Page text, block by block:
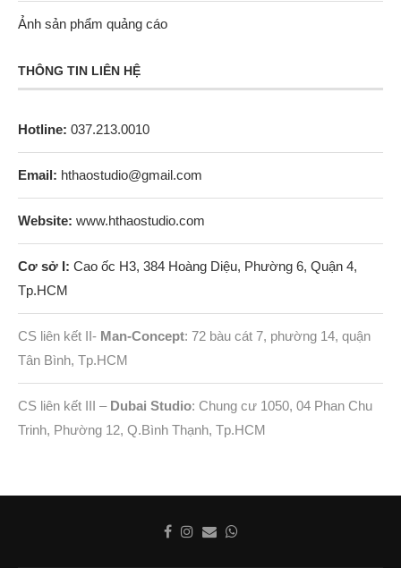
Ảnh sản phẩm quảng cáo
THÔNG TIN LIÊN HỆ
Hotline: 037.213.0010
Email: hthaostudio@gmail.com
Website: www.hthaostudio.com
Cơ sở I: Cao ốc H3, 384 Hoàng Diệu, Phường 6, Quận 4,
Tp.HCM
CS liên kết II- Man-Concept: 72 bàu cát 7, phường 14, quận
Tân Bình, Tp.HCM
CS liên kết III – Dubai Studio: Chung cư 1050, 04 Phan Chu
Trinh, Phường 12, Q.Bình Thạnh, Tp.HCM